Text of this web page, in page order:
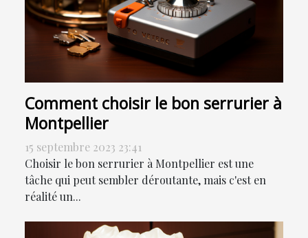
Comment choisir le bon serrurier à
Montpellier
15 septembre 2023 23:41
Choisir le bon serrurier à Montpellier est une
tâche qui peut sembler déroutante, mais c'est en
réalité un...